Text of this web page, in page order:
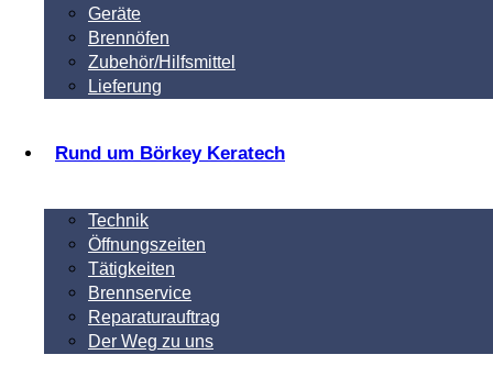
Geräte
Brennöfen
Zubehör/Hilfsmittel
Lieferung
Rund um Börkey Keratech
Technik
Öffnungszeiten
Tätigkeiten
Brennservice
Reparaturauftrag
Der Weg zu uns